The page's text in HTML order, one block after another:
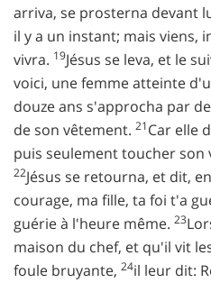
arriva, se prosterna devant
il y a un instant; mais viens,
vivra. 19Jésus se leva, et le
voici, une femme atteinte
douze ans s'approcha par
de son vêtement. 21Car elle
puis seulement toucher son
22Jésus se retourna, et dit,
courage, ma fille, ta foi t'a
guérie à l'heure même. 23
maison du chef, et qu'il vit
foule bruyante, 24il leur dit: